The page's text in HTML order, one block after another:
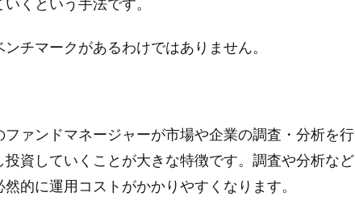
くという手法です。
チマークがあるわけではありません。
ァンドマネージャーが市場や企業の調査・分析を行
資していくことが大きな特徴です。調査や分析など
的に運用コストがかかりやすくなります。